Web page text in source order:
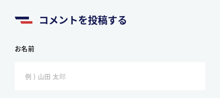
コメントを投稿する
お名前